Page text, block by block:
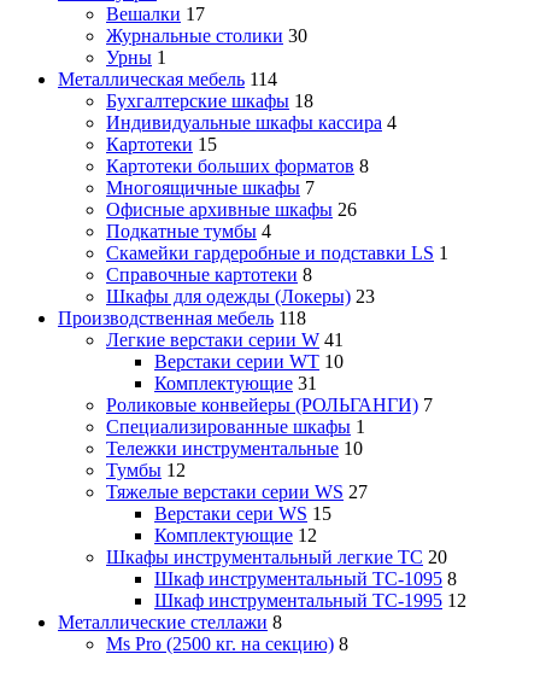
Вешалки 17
Журнальные столики 30
Урны 1
Металлическая мебель 114
Бухгалтерские шкафы 18
Индивидуальные шкафы кассира 4
Картотеки 15
Картотеки больших форматов 8
Многоящичные шкафы 7
Офисные архивные шкафы 26
Подкатные тумбы 4
Скамейки гардеробные и подставки LS 1
Справочные картотеки 8
Шкафы для одежды (Локеры) 23
Производственная мебель 118
Легкие верстаки серии W 41
Верстаки серии WT 10
Комплектующие 31
Роликовые конвейеры (РОЛЬГАНГИ) 7
Специализированные шкафы 1
Тележки инструментальные 10
Тумбы 12
Тяжелые верстаки серии WS 27
Верстаки сери WS 15
Комплектующие 12
Шкафы инструментальный легкие ТС 20
Шкаф инструментальный TC-1095 8
Шкаф инструментальный TC-1995 12
Металлические стеллажи 8
Ms Pro (2500 кг. на секцию) 8